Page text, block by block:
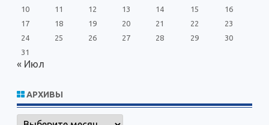
10
11 12 13 14 15
16
17
18 19 20 21 22
23
24
25 26 27 28 29
30
31
« Июл
АРХИВЫ
Архивы